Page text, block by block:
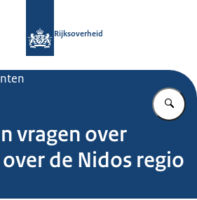
Rijksoverheid
vragen over
de Nidos regio